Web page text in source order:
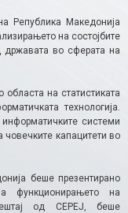
Република Македонија
на состојбите
државата во сферата на
на статистиката
технологија.
системи
капацитети во
беше презентирано
функционирањето на
од СЕРЕЈ, беше